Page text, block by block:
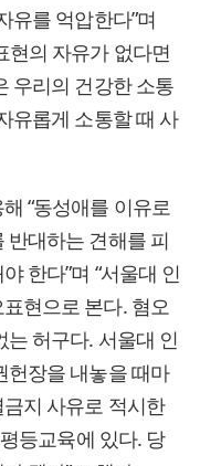
유를 억압한다”며
현의 자유가 없다면
우리의 건강한 소통
유롭게 소통할 때 사
“동성애를 이유로
반대하는 견해를 피
한다”며 “서울대 인
현으로 본다. 혐오
허구다. 서울대 인
헌장을 내놓을 때마
금지 사유로 적시한
등교육에 있다. 당